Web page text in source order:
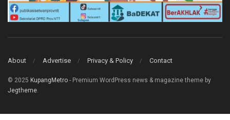
About Advertise Privacy & Policy Contact
© 2025 KupangMetro - Premium WordPress news & magazine theme by
Jegtheme.